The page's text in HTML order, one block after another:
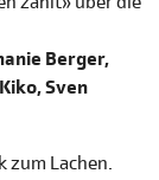
Berger,
Sven
zum Lachen.